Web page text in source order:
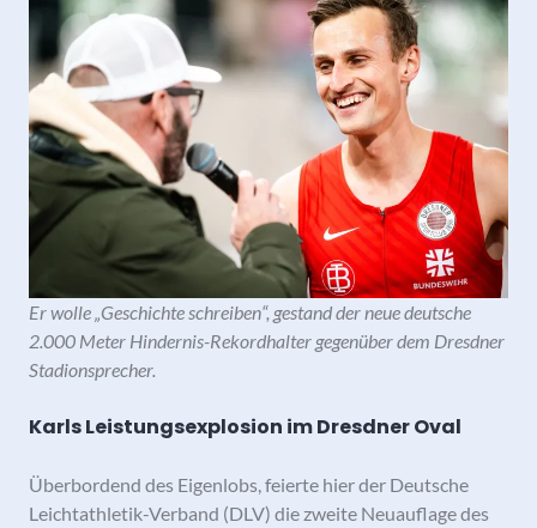
Er wolle „Geschichte schreiben“, gestand der neue deutsche
2.000 Meter Hindernis-Rekordhalter gegenüber dem Dresdner
Stadionsprecher.
Karls Leistungsexplosion im Dresdner Oval
Überbordend des Eigenlobs, feierte hier der Deutsche
Leichtathletik-Verband (DLV) die zweite Neuauflage des